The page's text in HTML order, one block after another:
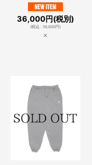
36,000円(税別)
(税込: 39,600円)
×